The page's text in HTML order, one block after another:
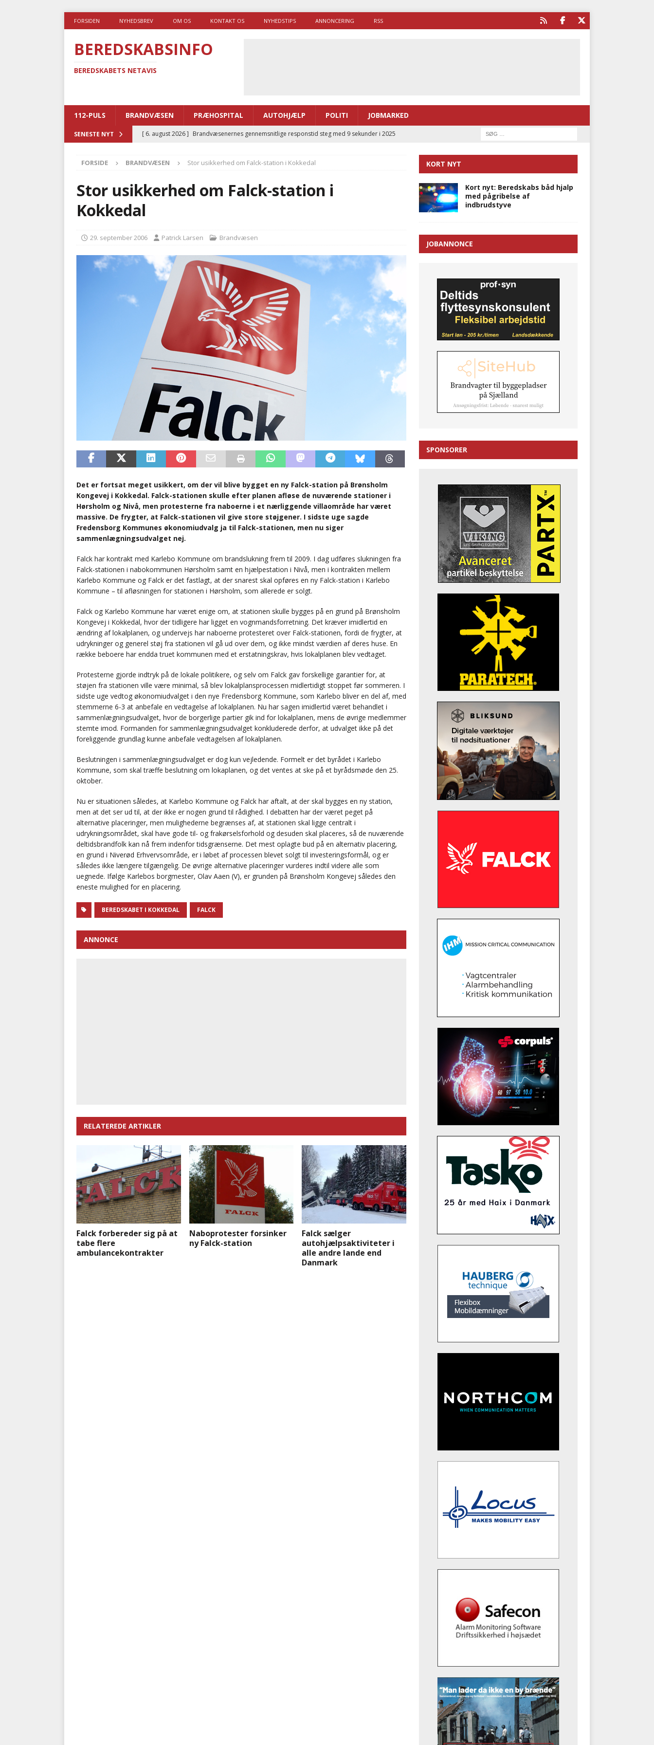
FORSIDEN NYHEDSBREV OM OS KONTAKT OS NYHEDSTIPS ANNONCERING RSS
BEREDSKABSINFO
BEREDSKABETS NETAVIS
112-PULS BRANDVÆSEN PRÆHOSPITAL AUTOHJÆLP POLITI JOBMARKED
SENESTE NYT [ 6. august 2026 ] Brandvæsenernes gennemsnitlige responstid steg med 9 sekunder i 2025
[ 5. august 2026 ] Advarer: Udløb af sygetransporttilladelser kan sende 400.000 kørsler over
i det offentlige
PRÆHOSPITAL
[ 4. august 2026 ]
BRANDVÆSEN
nødsporet
AUTOHJÆLP
FORSIDE BRANDVÆSEN Stor usikkerhed om Falck-station i Kokkedal
Stor usikkerhed om Falck-station i
Kokkedal
29. september 2006 Patrick Larsen Brandvæsen
Det er fortsat meget usikkert, om der vil blive bygget en ny Falck-station på Brønsholm
Kongevej i Kokkedal. Falck-stationen skulle efter planen afløse de nuværende stationer i
Hørsholm og Nivå, men protesterne fra naboerne i et nærliggende villaområde har været
massive. De frygter, at Falck-stationen vil give store støjgener. I sidste uge sagde
Fredensborg Kommunes økonomiudvalg ja til Falck-stationen, men nu siger
sammenlægningsudvalget nej.
Falck har kontrakt med Karlebo Kommune om brandslukning frem til 2009. I dag udføres slukningen fra
Falck-stationen i nabokommunen Hørsholm samt en hjælpestation i Nivå, men i kontrakten mellem
Karlebo Kommune og Falck er det fastlagt, at der snarest skal opføres en ny Falck-station i Karlebo
Kommune – til afløsningen for stationen i Hørsholm, som allerede er solgt.
Falck og Karlebo Kommune har været enige om, at stationen skulle bygges på en grund på Brønsholm
Kongevej i Kokkedal, hvor der tidligere har ligget en vognmandsforretning. Det kræver imidlertid en
ændring af lokalplanen, og undervejs har naboerne protesteret over Falck-stationen, fordi de frygter, at
udrykninger og generel støj fra stationen vil gå ud over dem, og ikke mindst værdien af deres huse. En
række beboere har endda truet kommunen med et erstatningskrav, hvis lokalplanen blev vedtaget.
Protesterne gjorde indtryk på de lokale politikere, og selv om Falck gav forskellige garantier for, at
støjen fra stationen ville være minimal, så blev lokalplansprocessen midlertidigt stoppet før sommeren. I
sidste uge vedtog økonomiudvalget i den nye Fredensborg Kommune, som Karlebo bliver en del af, med
stemmerne 6-3 at anbefale en vedtagelse af lokalplanen. Nu har sagen imidlertid været behandlet i
sammenlægningsudvalget, hvor de borgerlige partier gik ind for lokalplanen, mens de øvrige medlemmer
stemte imod. Formanden for sammenlægningsudvalget konkluderede derfor, at udvalget ikke på det
foreliggende grundlag kunne anbefale vedtagelsen af lokalplanen.
Beslutningen i sammenlægningsudvalget er dog kun vejledende. Formelt er det byrådet i Karlebo
Kommune, som skal træffe beslutning om lokaplanen, og det ventes at ske på et byrådsmøde den 25.
oktober.
Nu er situationen således, at Karlebo Kommune og Falck har aftalt, at der skal bygges en ny station,
men at det ser ud til, at der ikke er nogen grund til rådighed. I debatten har der været peget på
alternative placeringer, men mulighederne begrænses af, at stationen skal ligge centralt i
udrykningsområdet, skal have gode til- og frakørselsforhold og desuden skal placeres, så de nuværende
deltidsbrandfolk kan nå frem indenfor tidsgrænserne. Det mest oplagte bud på en alternativ placering,
en grund i Niverød Erhvervsområde, er i løbet af processen blevet solgt til investeringsformål, og er
således ikke længere tilgængelig. De øvrige alternative placeringer vurderes indtil videre alle som
uegnede. Ifølge Karlebos borgmester, Olav Aaen (V), er grunden på Brønsholm Kongevej således den
eneste mulighed for en placering.
BEREDSKABET I KOKKEDAL FALCK
ANNONCE
RELATEREDE ARTIKLER
Falck forbereder sig på at
tabe flere
ambulancekontrakter
Naboprotester forsinker
ny Falck-station
Falck sælger
autohjælpsaktiviteter i
alle andre lande end
Danmark
KORT NYT
Kort nyt: Beredskabs båd hjalp
med pågribelse af
indbrudstyve
JOBANNONCE
SPONSORER